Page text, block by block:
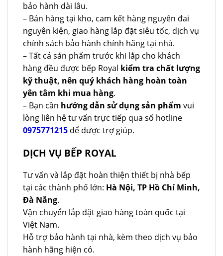
bảo hành dài lâu.
– Bán hàng tại kho, cam kết hàng nguyên đai
nguyên kiện, giao hàng lắp đặt siêu tốc, dịch vụ
chính sách bảo hành chính hãng tại nhà.
– Tất cả sản phẩm trước khi lắp cho khách
hàng đều được bếp Royal kiểm tra chất lượng
kỹ thuật, nên quý khách hàng hoàn toàn
yên tâm khi mua hàng.
– Bạn cần hướng dẫn sử dụng sản phẩm vui
lòng liên hệ tư vấn trực tiếp qua số hotline
0975771215 để được trợ giúp.
DỊCH VỤ BẾP ROYAL
Tư vấn và lắp đặt hoàn thiện thiết bị nhà bếp
tại các thành phố lớn: Hà Nội, TP Hồ Chí Minh,
Đà Nẵng.
Vận chuyển lắp đặt giao hàng toàn quốc tại
Việt Nam.
Hỗ trợ bảo hành tại nhà, kèm theo dịch vụ bảo
hành hãng hiện có.